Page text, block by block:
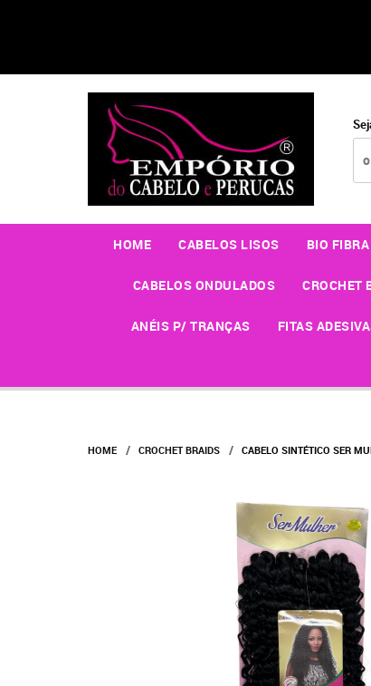
HOME CABELOS LISOS BIO FIBRA
CABELOS ONDULADOS CROCHET
ANÉIS P/ TRANÇAS FITAS
HOME CROCHET BRAIDS CABELO SINTÉTICO SER